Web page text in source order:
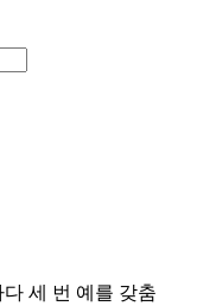
세 번 예를 갖춤